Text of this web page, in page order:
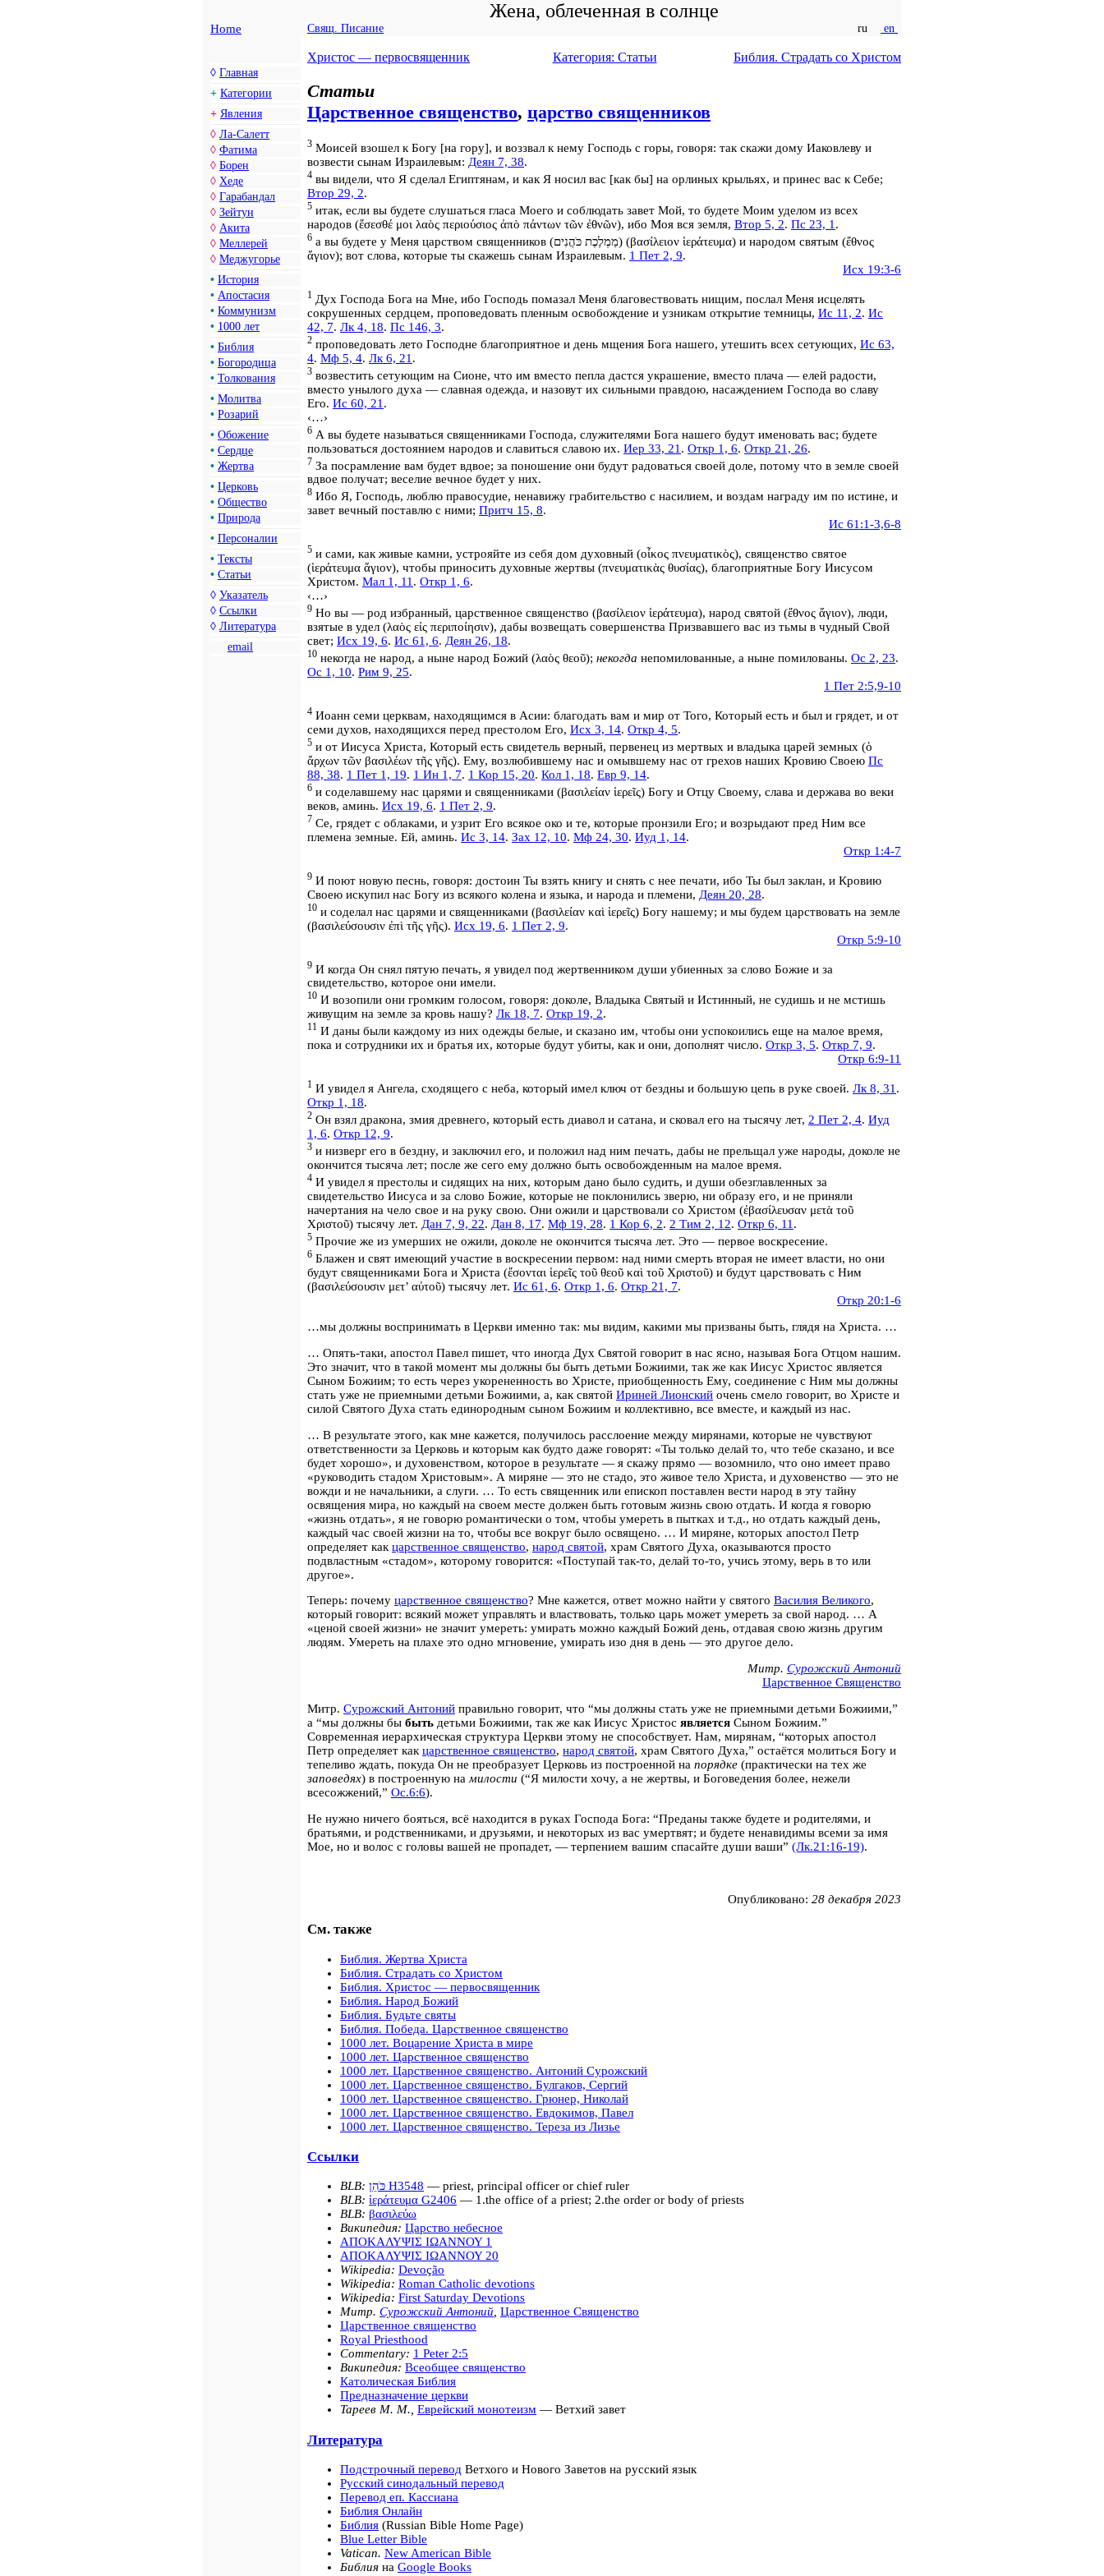
Жена, облеченная в солнце
Home Свящ. Писание ru en
◊ Главная
+ Категории
+ Явления
◊ Ла-Салетт
◊ Фатима
◊ Борен
◊ Хеде
◊ Гарабандал
◊ Зейтун
◊ Акита
◊ Меллерей
◊ Меджугорье
• История
• Апостасия
• Коммунизм
• 1000 лет
• Библия
• Богородица
• Толкования
• Молитва
• Розарий
• Обожение
• Сердце
• Жертва
• Церковь
• Общество
• Природа
• Персоналии
• Тексты
• Статьи
◊ Указатель
◊ Ссылки
◊ Литература
email
Христос — первосвященник Категория: Статьи Библия. Страдать со Христом
Статьи
Царственное священство, царство священников
3 Моисей взошел к Богу [на гору], и воззвал к нему Господь с горы, говоря: так скажи дому Иаковлеву и
возвести сынам Израилевым: Деян 7, 38.
4 вы видели, что Я сделал Египтянам, и как Я носил вас [как бы] на орлиных крыльях, и принес вас к Себе;
Втор 29, 2.
5 итак, если вы будете слушаться гласа Моего и соблюдать завет Мой, то будете Моим уделом из всех
народов (ἔσεσθέ μοι λαὸς περιούσιος ἀπὸ πάντων τῶν ἐθνῶν), ибо Моя вся земля, Втор 5, 2. Пс 23, 1 .
6 а вы будете у Меня царством священников (מַמְלֶכֶת כֹּהֲנִים) (βασίλειον ἱεράτευμα) и народом святым (ἔθνος
ἅγιον); вот слова, которые ты скажешь сынам Израилевым. 1 Пет 2, 9.
Исх 19:3-6
1 Дух Господа Бога на Мне, ибо Господь помазал Меня благовествовать нищим, послал Меня исцелять
сокрушенных сердцем, проповедовать пленным освобождение и узникам открытие темницы, Ис 11, 2. Ис
42, 7. Лк 4, 18. Пс 146, 3.
2 проповедовать лето Господне благоприятное и день мщения Бога нашего, утешить всех сетующих, Ис 63,
4. Мф 5, 4. Лк 6, 21 .
3 возвестить сетующим на Сионе, что им вместо пепла дастся украшение, вместо плача — елей радости,
вместо унылого духа — славная одежда, и назовут их сильными правдою, насаждением Господа во славу
Его. Ис 60, 21 .
‹…›
6 А вы будете называться священниками Господа, служителями Бога нашего будут именовать вас; будете
пользоваться достоянием народов и славиться славою их. Иер 33, 21 . Откр 1, 6. Откр 21, 26.
7 За посрамление вам будет вдвое; за поношение они будут радоваться своей доле, потому что в земле своей
вдвое получат; веселие вечное будет у них.
8 Ибо Я, Господь, люблю правосудие, ненавижу грабительство с насилием, и воздам награду им по истине, и
завет вечный поставлю с ними; Притч 15, 8.
Ис 61:1-3,6-8
5 и сами, как живые камни, устрояйте из себя дом духовный (οἶκος πνευματικὸς), священство святое
(ἱεράτευμα ἅγιον), чтобы приносить духовные жертвы (πνευματικὰς θυσίας), благоприятные Богу Иисусом
Христом. Мал 1, 11. Откр 1, 6.
‹…›
9 Но вы — род избранный, царственное священство (βασίλειον ἱεράτευμα), народ святой (ἔθνος ἅγιον), люди,
взятые в удел (λαὸς εἰς περιποίησιν), дабы возвещать совершенства Призвавшего вас из тьмы в чудный Свой
свет; Исх 19, 6. Ис 61, 6. Деян 26, 18.
10 некогда не народ, а ныне народ Божий (λαὸς θεοῦ); некогда непомилованные, а ныне помилованы. Ос 2, 23.
Ос 1, 10. Рим 9, 25.
1 Пет 2:5,9-10
4 Иоанн семи церквам, находящимся в Асии: благодать вам и мир от Того, Который есть и был и грядет, и от
семи духов, находящихся перед престолом Его, Исх 3, 14. Откр 4, 5.
5 и от Иисуса Христа, Который есть свидетель верный, первенец из мертвых и владыка царей земных (ὁ
ἄρχων τῶν βασιλέων τῆς γῆς). Ему, возлюбившему нас и омывшему нас от грехов наших Кровию Своею Пс
88, 38. 1 Пет 1, 19. 1 Ин 1, 7. 1 Кор 15, 20. Кол 1, 18. Евр 9, 14.
6 и соделавшему нас царями и священниками (βασιλείαν ἱερεῖς) Богу и Отцу Своему, слава и держава во веки
веков, аминь. Исх 19, 6. 1 Пет 2, 9.
7 Се, грядет с облаками, и узрит Его всякое око и те, которые пронзили Его; и возрыдают пред Ним все
племена земные. Ей, аминь. Ис 3, 14. Зах 12, 10. Мф 24, 30. Иуд 1, 14.
Откр 1:4-7
9 И поют новую песнь, говоря: достоин Ты взять книгу и снять с нее печати, ибо Ты был заклан, и Кровию
Своею искупил нас Богу из всякого колена и языка, и народа и племени, Деян 20, 28.
10 и соделал нас царями и священниками (βασιλείαν καὶ ἱερεῖς) Богу нашему; и мы будем царствовать на земле
(βασιλεύσουσιν ἐπὶ τῆς γῆς). Исх 19, 6. 1 Пет 2, 9.
Откр 5:9-10
9 И когда Он снял пятую печать, я увидел под жертвенником души убиенных за слово Божие и за
свидетельство, которое они имели.
10 И возопили они громким голосом, говоря: доколе, Владыка Святый и Истинный, не судишь и не мстишь
живущим на земле за кровь нашу? Лк 18, 7. Откр 19, 2.
11 И даны были каждому из них одежды белые, и сказано им, чтобы они успокоились еще на малое время,
пока и сотрудники их и братья их, которые будут убиты, как и они, дополнят число. Откр 3, 5. Откр 7, 9.
Откр 6:9-11
1 И увидел я Ангела, сходящего с неба, который имел ключ от бездны и большую цепь в руке своей. Лк 8, 31.
Откр 1, 18.
2 Он взял дракона, змия древнего, который есть диавол и сатана, и сковал его на тысячу лет, 2 Пет 2, 4. Иуд
1, 6. Откр 12, 9.
3 и низверг его в бездну, и заключил его, и положил над ним печать, дабы не прельщал уже народы, доколе не
окончится тысяча лет; после же сего ему должно быть освобожденным на малое время.
4 И увидел я престолы и сидящих на них, которым дано было судить, и души обезглавленных за
свидетельство Иисуса и за слово Божие, которые не поклонились зверю, ни образу его, и не приняли
начертания на чело свое и на руку свою. Они ожили и царствовали со Христом (ἐβασίλευσαν μετὰ τοῦ
Χριστοῦ) тысячу лет. Дан 7, 9, 22. Дан 8, 17. Мф 19, 28. 1 Кор 6, 2. 2 Тим 2, 12. Откр 6, 11 .
5 Прочие же из умерших не ожили, доколе не окончится тысяча лет. Это — первое воскресение.
6 Блажен и свят имеющий участие в воскресении первом: над ними смерть вторая не имеет власти, но они
будут священниками Бога и Христа (ἔσονται ἱερεῖς τοῦ θεοῦ καὶ τοῦ Χριστοῦ) и будут царствовать с Ним
(βασιλεύσουσιν μετ’ αὐτοῦ) тысячу лет. Ис 61, 6. Откр 1, 6. Откр 21, 7.
Откр 20:1-6
…мы должны воспринимать в Церкви именно так: мы видим, какими мы призваны быть, глядя на Христа. …
… Опять-таки, апостол Павел пишет, что иногда Дух Святой говорит в нас ясно, называя Бога Отцом нашим.
Это значит, что в такой момент мы должны бы быть детьми Божиими, так же как Иисус Христос является
Сыном Божиим; то есть через укорененность во Христе, приобщенность Ему, соединение с Ним мы должны
стать уже не приемными детьми Божиими, а, как святой Ириней Лионский очень смело говорит, во Христе и
силой Святого Духа стать единородным сыном Божиим и коллективно, все вместе, и каждый из нас.
… В результате этого, как мне кажется, получилось расслоение между мирянами, которые не чувствуют
ответственности за Церковь и которым как будто даже говорят: «Ты только делай то, что тебе сказано, и все
будет хорошо», и духовенством, которое в результате — я скажу прямо — возомнило, что оно имеет право
«руководить стадом Христовым». А миряне — это не стадо, это живое тело Христа, и духовенство — это не
вожди и не начальники, а слуги. … То есть священник или епископ поставлен вести народ в эту тайну
освящения мира, но каждый на своем месте должен быть готовым жизнь свою отдать. И когда я говорю
«жизнь отдать», я не говорю романтически о том, чтобы умереть в пытках и т.д., но отдать каждый день,
каждый час своей жизни на то, чтобы все вокруг было освящено. … И миряне, которых апостол Петр
определяет как царственное священство, народ святой, храм Святого Духа, оказываются просто
подвластным «стадом», которому говорится: «Поступай так-то, делай то-то, учись этому, верь в то или
другое».
Теперь: почему царственное священство? Мне кажется, ответ можно найти у святого Василия Великого,
который говорит: всякий может управлять и властвовать, только царь может умереть за свой народ. … А
«ценой своей жизни» не значит умереть: умирать можно каждый Божий день, отдавая свою жизнь другим
людям. Умереть на плахе это одно мгновение, умирать изо дня в день — это другое дело.
Митр. Сурожский Антоний
Царственное Священство
Митр. Сурожский Антоний правильно говорит, что “мы должны стать уже не приемными детьми Божиими,”
а “мы должны бы быть детьми Божиими, так же как Иисус Христос является Сыном Божиим.”
Современная иерархическая структура Церкви этому не способствует. Нам, мирянам, “которых апостол
Петр определяет какцарственное священство, народ святой, храм Святого Духа,” остаётся молиться Богу и
тепеливо ждать, покуда Он не преобразует Церковь из построенной на порядке (практически на тех же
заповедях) в построенную намилости (“Я милости хочу, а не жертвы, и Боговедения более, нежели
всесожжений,” Ос.6:6).
Не нужно ничего бояться, всё находится в руках Господа Бога: “Преданы также будете и родителями, и
братьями, и родственниками, и друзьями, и некоторых из вас умертвят; и будете ненавидимы всеми за имя
Мое, но и волос с головы вашей не пропадет, — терпением вашим спасайте души ваши” (Лк.21:16-19).
Опубликовано: 28 декабря 2023
См. также
Библия. Жертва Христа
Библия. Страдать со Христом
Библия. Христос — первосвященник
Библия. Народ Божий
Библия. Будьте святы
Библия. Победа. Царственное священство
1000 лет. Воцарение Христа в мире
1000 лет. Царственное священство
1000 лет. Царственное священство. Антоний Сурожский
1000 лет. Царственное священство. Булгаков, Сергий
1000 лет. Царственное священство. Грюнер, Николай
1000 лет. Царственное священство. Евдокимов, Павел
1000 лет. Царственное священство. Тереза из Лизье
Ссылки
BLB: כֹּהֵן H3548 — priest, principal officer or chief ruler
BLB: ἱεράτευμα G2406 — 1.the office of a priest; 2.the order or body of priests
BLB: βασιλεύω
Википедия: Царство небесное
ΑΠΟΚΑΛΥΨΙΣ ΙΩΑΝΝΟΥ 1
ΑΠΟΚΑΛΥΨΙΣ ΙΩΑΝΝΟΥ 20
Wikipedia: Devoção
Wikipedia: Roman Catholic devotions
Wikipedia: First Saturday Devotions
Митр. Сурожский Антоний, Царственное Священство
Царственное священство
Royal Priesthood
Commentary: 1 Peter 2:5
Википедия: Всеобщее священство
Католическая Библия
Предназначение церкви
Тареев М. М., Еврейский монотеизм — Ветхий завет
Литература
Подстрочный перевод Ветхого и Нового Заветов на русский язык
Русский синодальный перевод
Перевод еп. Кассиана
Библия Онлайн
Библия (Russian Bible Home Page)
Blue Letter Bible
Vatican. New American Bible
Библия на Google Books